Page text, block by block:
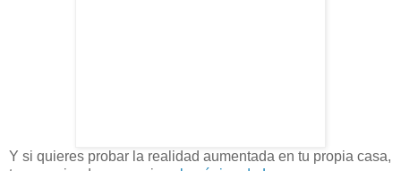
Y si quieres probar la realidad aumentada en tu propia casa,